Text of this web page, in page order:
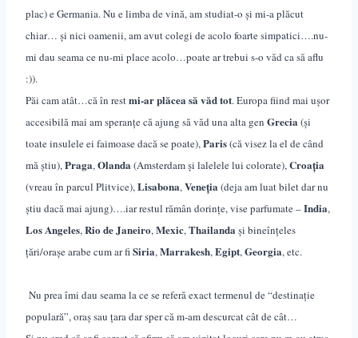
plac) e Germania. Nu e limba de vină, am studiat-o și mi-a plăcut
chiar… și nici oamenii, am avut colegi de acolo foarte simpatici….nu-
mi dau seama ce nu-mi place acolo…poate ar trebui s-o văd ca să aflu
:)).
Păi cam atât…că în restmi-ar plăcea să văd tot. Europa fiind mai ușor
accesibilă mai am speranțe că ajung să văd una alta gen Grecia (și
toate insulele ei faimoase dacă se poate),Paris(că visez la el de când
mă știu),Praga,Olanda (Amsterdam și lalelele lui colorate),Croația
(vreau în parcul Plitvice),Lisabona,Veneția (deja am luat bilet dar nu
știu dacă mai ajung)….iar restul rămân dorințe, vise parfumate –India,
Los Angeles,Rio de Janeiro,Mexic,Thailanda și bineînțeles
țări/orașe arabe cum ar fiSiria,Marrakesh,Egipt,Georgia, etc.
Nu prea îmi dau seama la ce se referă exact termenul de “destinație
populară”, oraș sau țara dar sper că m-am descurcat cât de cât…